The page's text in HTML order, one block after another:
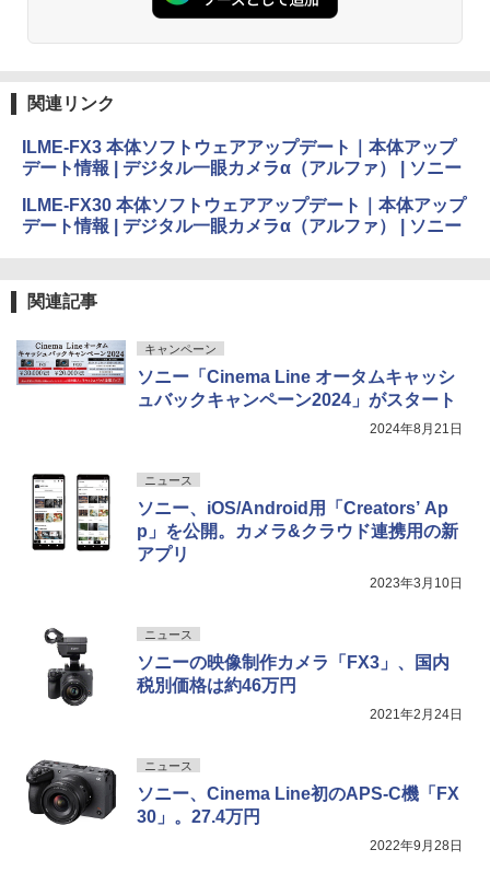
関連リンク
ILME-FX3 本体ソフトウェアアップデート｜本体アップ
デート情報 | デジタル一眼カメラα（アルファ） | ソニー
ILME-FX30 本体ソフトウェアアップデート｜本体アップ
デート情報 | デジタル一眼カメラα（アルファ） | ソニー
関連記事
キャンペーン
ソニー「Cinema Line オータムキャッシ
ュバックキャンペーン2024」がスタート
2024年8月21日
ニュース
ソニー、iOS/Android用「Creators’ Ap
p」を公開。カメラ&クラウド連携用の新
アプリ
2023年3月10日
ニュース
ソニーの映像制作カメラ「FX3」、国内
税別価格は約46万円
2021年2月24日
ニュース
ソニー、Cinema Line初のAPS-C機「FX
30」。27.4万円
2022年9月28日